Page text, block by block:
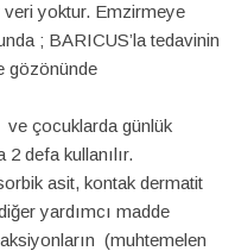
veri yoktur. Emzirmeye
; BARICUS’la tedavinin
gözönünde
ve çocuklarda günlük
defa kullanılır.
asit, kontak dermatit
yardımcı madde
(muhtemelen